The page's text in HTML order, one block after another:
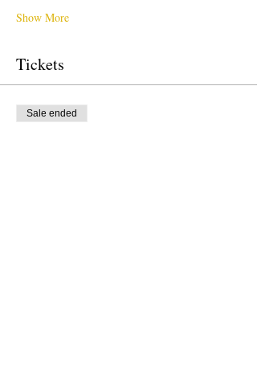
Show More
Tickets
Sale ended